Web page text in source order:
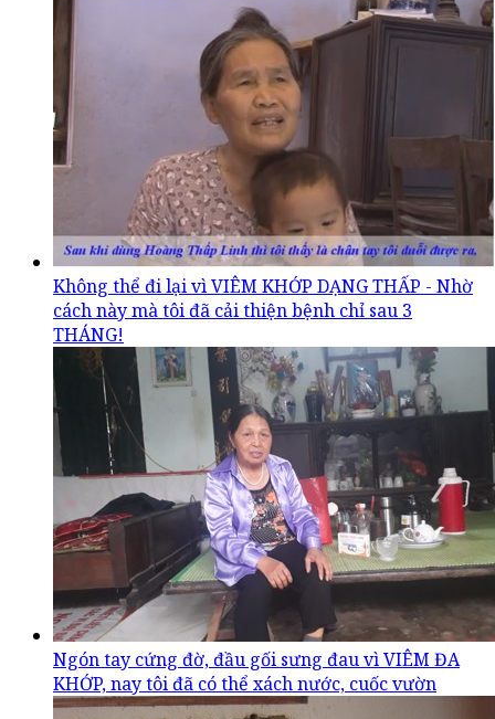
Không thể đi lại vì VIÊM KHỚP DẠNG THẤP - Nhờ
cách này mà tôi đã cải thiện bệnh chỉ sau 3
THÁNG!
Ngón tay cứng đờ, đầu gối sưng đau vì VIÊM ĐA
KHỚP, nay tôi đã có thể xách nước, cuốc vườn